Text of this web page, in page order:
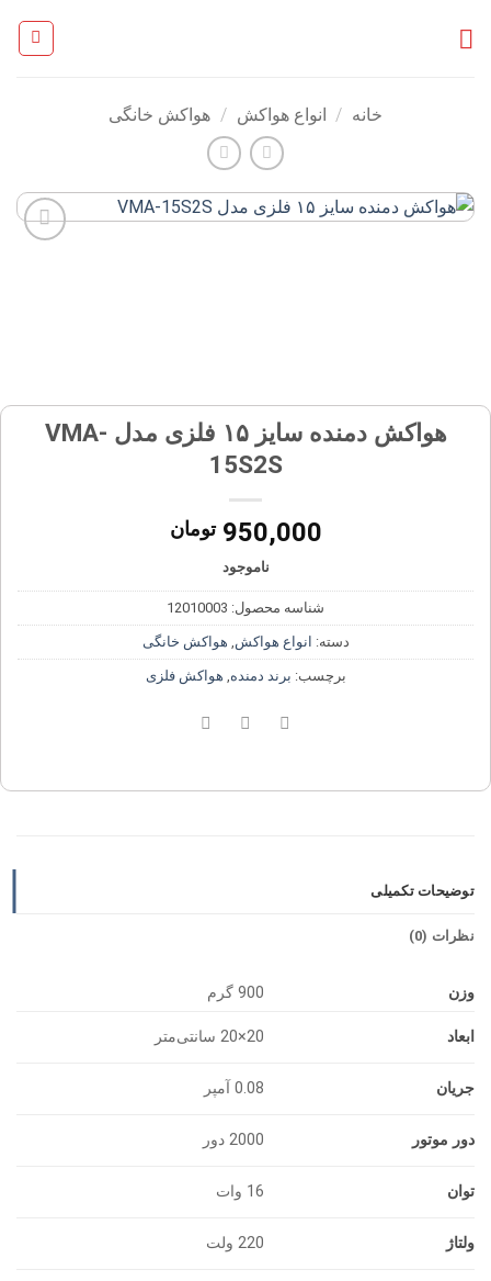
خانه / انواع هواکش / هواکش خانگی
هواکش دمنده سایز ۱۵ فلزی مدل VMA-
15S2S
950,000 تومان
ناموجود
شناسه محصول: 12010003
دسته: انواع هواکش هواکش خانگی
برچسب: برند دمنده هواکش فلزی
توضیحات تکمیلی
نظرات (0)
وزن 900 گرم
ابعاد 20×20 سانتی‌متر
جریان 0.08 آمپر
دور موتور 2000 دور
توان 16 وات
ولتاژ 220 ولت